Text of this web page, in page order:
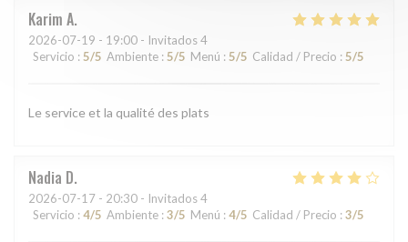
Karim A
2026-07-19 - 19:00 - Invitados 4
Servicio : 5/5 Ambiente : 5/5 Menú : 5/5 Calidad / Precio :5/5
Le service et la qualité des plats
Nadia D
2026-07-17 - 20:30 - Invitados 4
Servicio : 4/5 Ambiente : 3/5 Menú : 4/5 Calidad / Precio : 3/5